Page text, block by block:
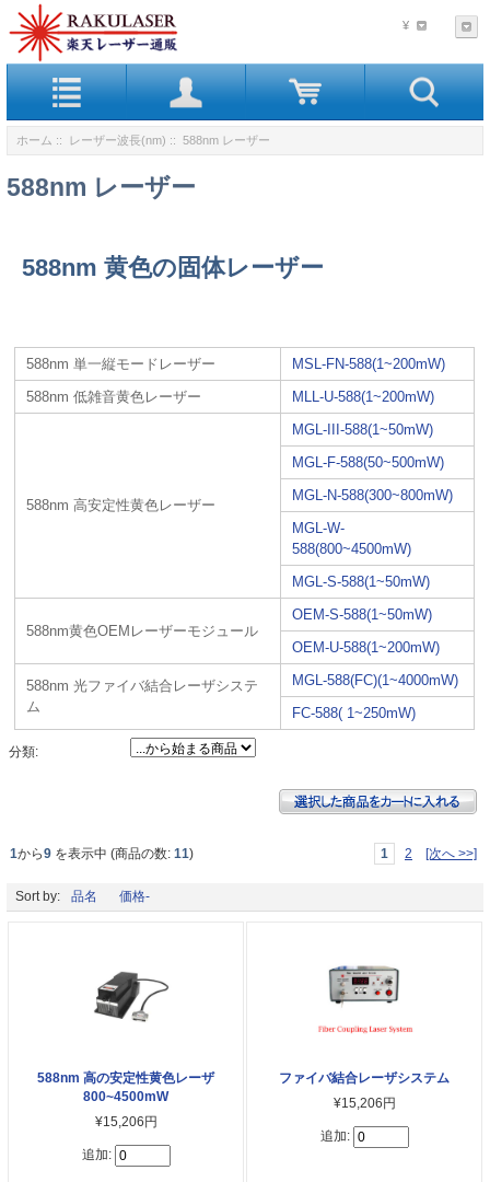
¥
ホーム :: レーザー波長(nm) :: 588nm レーザー
588nm レーザー
588nm 黄色の固体レーザー
588nm 単一縦モードレーザー
MSL-FN-588(1~200mW)
588nm 低雑音黄色レーザー
MLL-U-588(1~200mW)
588nm 高安定性黄色レーザー
MGL-III-588(1~50mW)
MGL-F-588(50~500mW)
MGL-N-588(300~800mW)
MGL-W-
588(800~4500mW)
MGL-S-588(1~50mW)
588nm黄色OEMレーザーモジュール
OEM-S-588(1~50mW)
OEM-U-588(1~200mW)
588nm 光ファイバ結合レーザシステ
ム
MGL-588(FC)(1~4000mW)
FC-588( 1~250mW)
分類:
1から9 を表示中 (商品の数: 11) 1 2 [次へ >>]
Sort by: 品名 価格-
588nm 高の安定性黄色レーザ
800~4500mW
¥15,206円
追加:
ファイバ結合レーザシステム
¥15,206円
追加: